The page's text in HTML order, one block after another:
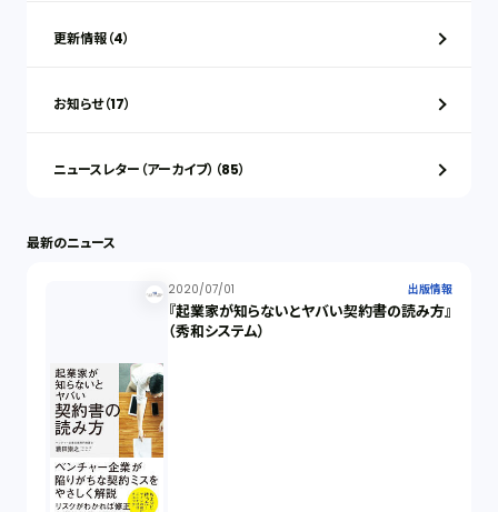
更新情報（4）
お知らせ（17）
ニュースレター（アーカイブ）（85）
最新のニュース
2020/07/01 出版情報
『起業家が知らないとヤバい契約書の読み方』
（秀和システム）